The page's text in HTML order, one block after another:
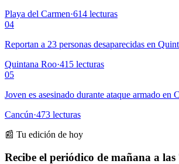
Playa del Carmen·614 lecturas
04
Reportan a 23 personas desaparecidas en
Quintana Roo·415 lecturas
05
Joven es asesinado durante ataque armado en
Cancún·473 lecturas
📰 Tu edición de hoy
Recibe el periódico de mañana a las